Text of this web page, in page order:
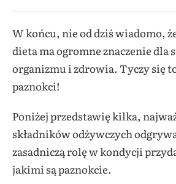
W końcu, nie od dziś wiadomo,
dieta ma ogromne znaczenie dla
organizmu i zdrowia. Tyczy się
paznokci!
Poniżej przedstawię kilka,
składników odżywczych
zasadniczą rolę w kondycji
jakimi są paznokcie.